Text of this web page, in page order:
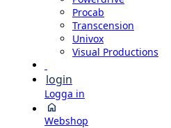
Procab
Transcension
Univox
Visual Productions
login
Logga in
home
Webshop